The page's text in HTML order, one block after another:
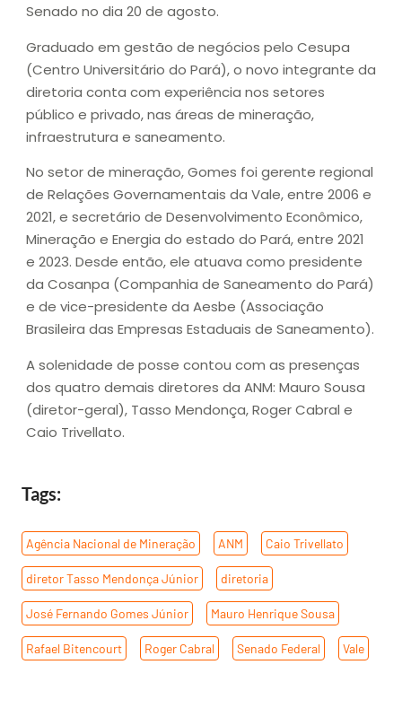
Senado no dia 20 de agosto.
Graduado em gestão de negócios pelo Cesupa
(Centro Universitário do Pará), o novo integrante da
diretoria conta com experiência nos setores
público e privado, nas áreas de mineração,
infraestrutura e saneamento.
No setor de mineração, Gomes foi gerente regional
de Relações Governamentais da Vale, entre 2006 e
2021, e secretário de Desenvolvimento Econômico,
Mineração e Energia do estado do Pará, entre 2021
e 2023. Desde então, ele atuava como presidente
da Cosanpa (Companhia de Saneamento do Pará)
e de vice-presidente da Aesbe (Associação
Brasileira das Empresas Estaduais de Saneamento).
A solenidade de posse contou com as presenças
dos quatro demais diretores da ANM: Mauro Sousa
(diretor-geral), Tasso Mendonça, Roger Cabral e
Caio Trivellato.
Tags:
Agência Nacional de Mineração ANM Caio Trivellato
diretor Tasso Mendonça Júnior diretoria
José Fernando Gomes Júnior Mauro Henrique Sousa
Rafael Bitencourt Roger Cabral Senado Federal Vale